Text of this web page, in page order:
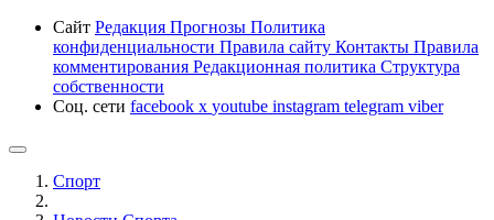
Сайт Редакция Прогнозы Политика
конфиденциальности Правила сайту Контакты Правила
комментирования Редакционная политика Структура
собственности
Соц. сети facebook x youtube instagram telegram viber
Спорт